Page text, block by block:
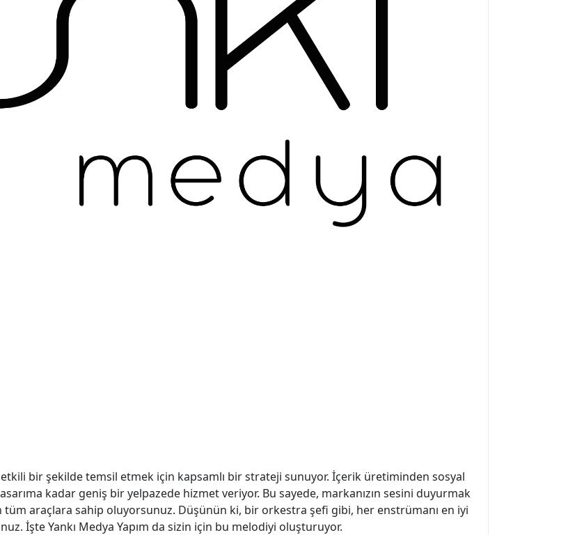
bir şekilde temsil etmek için kapsamlı bir strateji sunuyor. İçerik üretiminden sosyal
kadar geniş bir yelpazede hizmet veriyor. Bu sayede, markanızın sesini duyurmak
araçlara sahip oluyorsunuz. Düşünün ki, bir orkestra şefi gibi, her enstrümanı en iyi
İşte Yankı Medya Yapım da sizin için bu melodiyi oluşturuyor.